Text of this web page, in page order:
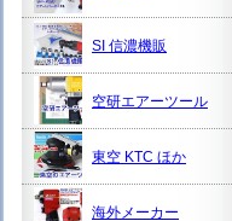
SI 信濃機販
空研エアーツール
東空 KTC ほか
海外メーカー